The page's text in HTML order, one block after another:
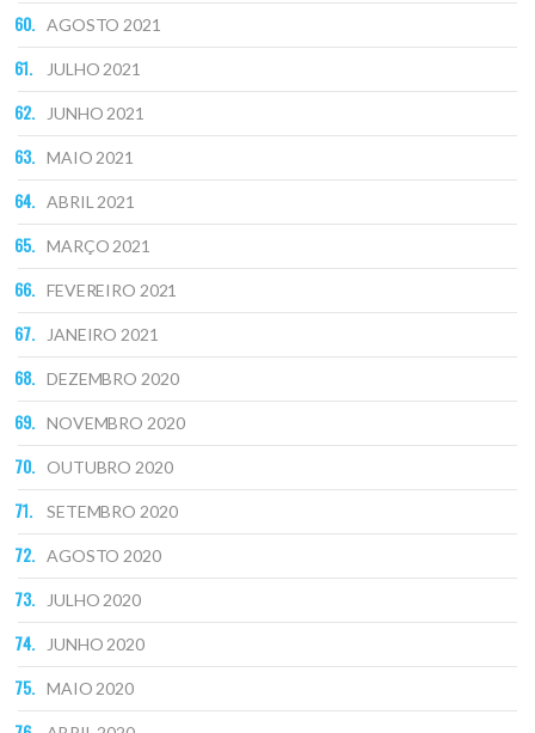
AGOSTO 2021
JULHO 2021
JUNHO 2021
MAIO 2021
ABRIL 2021
MARÇO 2021
FEVEREIRO 2021
JANEIRO 2021
DEZEMBRO 2020
NOVEMBRO 2020
OUTUBRO 2020
SETEMBRO 2020
AGOSTO 2020
JULHO 2020
JUNHO 2020
MAIO 2020